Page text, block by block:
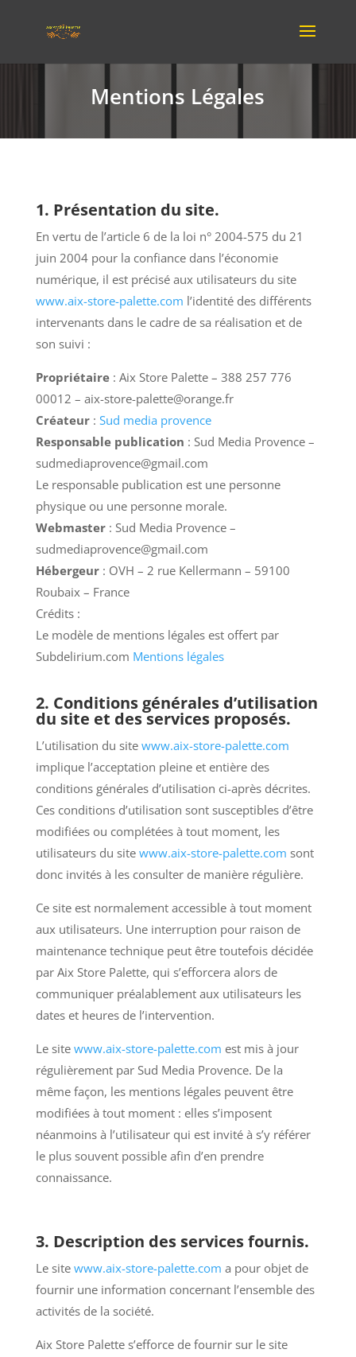
Mentions Légales
1. Présentation du site.
En vertu de l’article 6 de la loi n° 2004-575 du 21
juin 2004 pour la confiance dans l’économie
numérique, il est précisé aux utilisateurs du site
www.aix-store-palette.com l’identité des différents
intervenants dans le cadre de sa réalisation et de
son suivi :
Propriétaire: Aix Store Palette – 388 257 776
00012 – aix-store-palette@orange.fr
Créateur: Sud media provence
Responsable publication : Sud Media Provence –
sudmediaprovence@gmail.com
Le responsable publication est une personne
physique ou une personne morale.
Webmaster: Sud Media Provence –
sudmediaprovence@gmail.com
Hébergeur: OVH – 2 rue Kellermann – 59100
Roubaix – France
Crédits :
Le modèle de mentions légales est offert par
Subdelirium.com Mentions légales
2. Conditions générales d’utilisation
du site et des services proposés.
L’utilisation du site www.aix-store-palette.com
implique l’acceptation pleine et entière des
conditions générales d’utilisation ci-après décrites.
Ces conditions d’utilisation sont susceptibles d’être
modifiées ou complétées à tout moment, les
utilisateurs du site www.aix-store-palette.com sont
donc invités à les consulter de manière régulière.
Ce site est normalement accessible à tout moment
aux utilisateurs. Une interruption pour raison de
maintenance technique peut être toutefois décidée
par Aix Store Palette, qui s’efforcera alors de
communiquer préalablement aux utilisateurs les
dates et heures de l’intervention.
Le site www.aix-store-palette.com est mis à jour
régulièrement par Sud Media Provence. De la
même façon, les mentions légales peuvent être
modifiées à tout moment : elles s’imposent
néanmoins à l’utilisateur qui est invité à s’y référer
le plus souvent possible afin d’en prendre
connaissance.
3. Description des services fournis.
Le site www.aix-store-palette.com a pour objet de
fournir une information concernant l’ensemble des
activités de la société.
Aix Store Palette s’efforce de fournir sur le site